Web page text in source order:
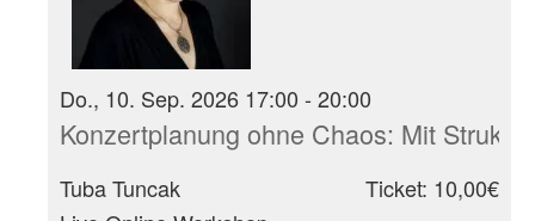
Do., 10. Sep. 2026 17:00 - 20:00
Konzertplanung ohne Chaos: Mit
Tuba Tuncak
Ticket: 10,00€